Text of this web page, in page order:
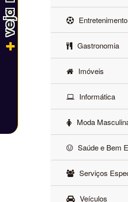
Entretenimento
Gastronomia
Imóveis
Informática
Moda
Saúde e Bem
Serviços
Veículos